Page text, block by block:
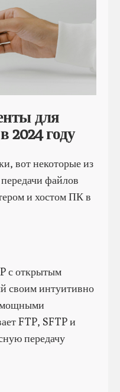
для
2024 году
вот некоторые из
файлов
и хостом ПК в
с открытым
своим интуитивно
мощными
FTP, SFTP и
передачу